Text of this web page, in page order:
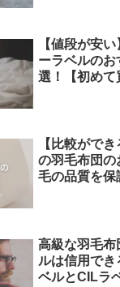
【値段が安
ーラベルの
選！【初めて
【比較がで
の羽毛布団の
毛の品質を保
高級な羽毛布
ルは信用でき
ベルとCILラ